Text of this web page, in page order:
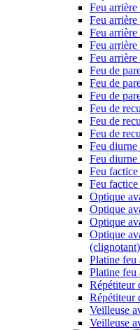
Feu
Feu
Feu
Feu
Feu arrière
Feu de
Feu de
Feu de
Feu de
Feu de
Feu de
Feu
Feu diurne
Feu
Feu
Optique
Optique
Optique
Optique
(clignotant)
Platine feu
Platine feu
Répétiteur
Répétiteur
Veilleuse
Veilleuse